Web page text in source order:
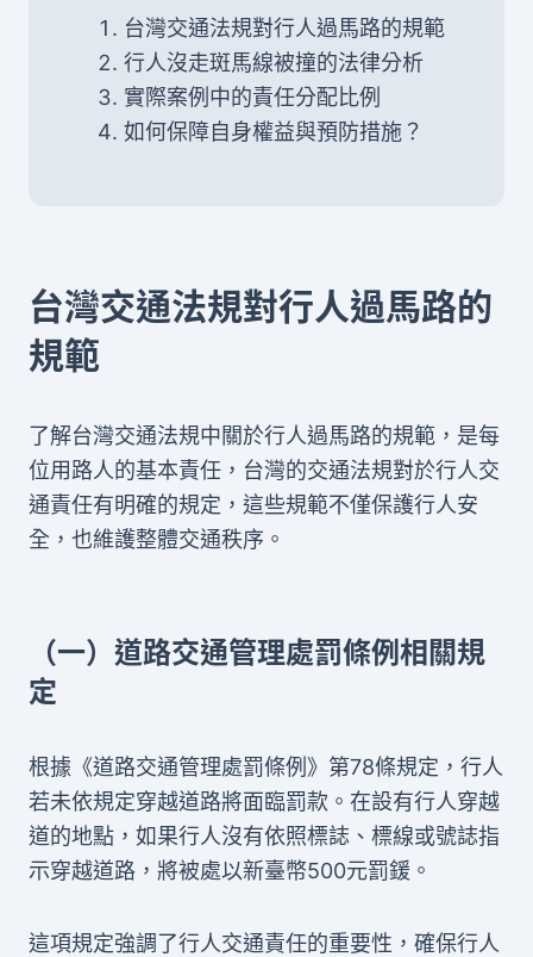
台灣交通法規對行人過馬路的規範
行人沒走斑馬線被撞的法律分析
實際案例中的責任分配比例
如何保障自身權益與預防措施？
台灣交通法規對行人過馬路的
規範
了解台灣交通法規中關於行人過馬路的規範，是每
位用路人的基本責任，台灣的交通法規對於行人交
通責任有明確的規定，這些規範不僅保護行人安
全，也維護整體交通秩序。
（一）道路交通管理處罰條例相關規
定
根據《道路交通管理處罰條例》第78條規定，行人
若未依規定穿越道路將面臨罰款。在設有行人穿越
道的地點，如果行人沒有依照標誌、標線或號誌指
示穿越道路，將被處以新臺幣500元罰鍰。
這項規定強調了行人交通責任的重要性，確保行人